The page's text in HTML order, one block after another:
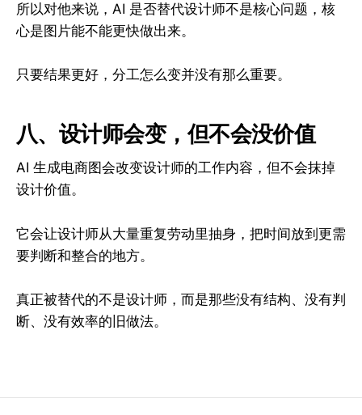
所以对他来说，AI 是否替代设计师不是核心问题，核
心是图片能不能更快做出来。
只要结果更好，分工怎么变并没有那么重要。
八、设计师会变，但不会没价值
AI 生成电商图会改变设计师的工作内容，但不会抹掉
设计价值。
它会让设计师从大量重复劳动里抽身，把时间放到更需
要判断和整合的地方。
真正被替代的不是设计师，而是那些没有结构、没有判
断、没有效率的旧做法。